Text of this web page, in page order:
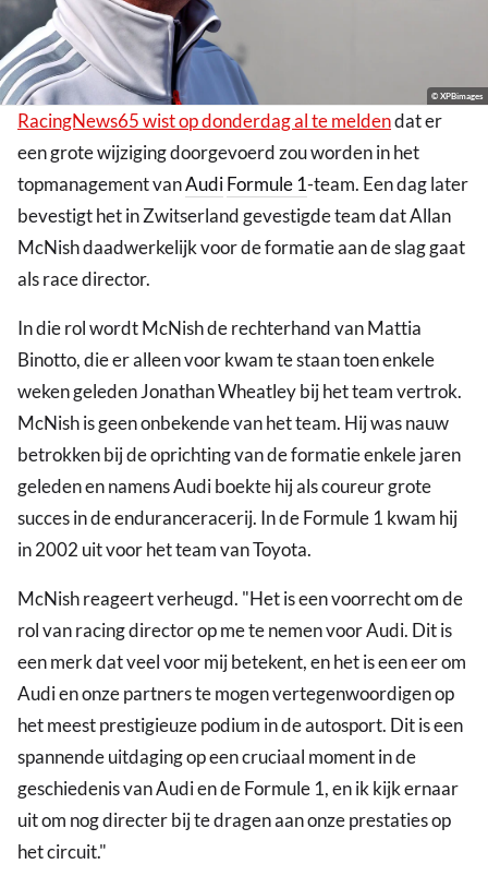
© XPBimages
RacingNews65 wist op donderdag al te meldendat er
een grote wijziging doorgevoerd zou worden in het
topmanagement vanAudiFormule 1-team. Een dag later
bevestigt het in Zwitserland gevestigde team dat Allan
McNish daadwerkelijk voor de formatie aan de slag gaat
als race director.
In die rol wordt McNish de rechterhand van Mattia
Binotto, die er alleen voor kwam te staan toen enkele
weken geleden Jonathan Wheatley bij het team vertrok.
McNish is geen onbekende van het team. Hij was nauw
betrokken bij de oprichting van de formatie enkele jaren
geleden en namens Audi boekte hij als coureur grote
succes in de enduranceracerij. In de Formule 1 kwam hij
in 2002 uit voor het team van Toyota.
McNish reageert verheugd. "Het is een voorrecht om de
rol van racing director op me te nemen voor Audi. Dit is
een merk dat veel voor mij betekent, en het is een eer om
Audi en onze partners te mogen vertegenwoordigen op
het meest prestigieuze podium in de autosport. Dit is een
spannende uitdaging op een cruciaal moment in de
geschiedenis van Audi en de Formule 1, en ik kijk ernaar
uit om nog directer bij te dragen aan onze prestaties op
het circuit."